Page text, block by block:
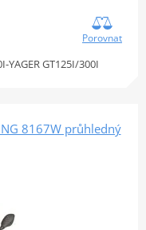
Porovnat
YAGER GT125I/300I
8167W průhledný